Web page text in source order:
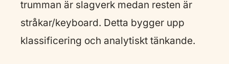
trumman är slagverk medan resten är
stråkar/keyboard. Detta bygger upp
klassificering och analytiskt tänkande.